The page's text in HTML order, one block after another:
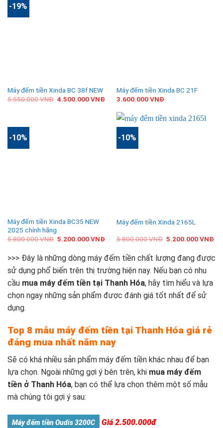
-19%
Máy đếm tiền Xinda BC 38f NEW
5.550.000VNĐ 4.500.000VNĐ
Máy đếm tiền Xinda BC 21F
3.600.000VNĐ
-10%
Máy đếm tiền Xinda BC35 NEW
2025 chính hãng
5.800.000VNĐ 5.200.000VNĐ
-10%
Máy đếm tiền Xinda 2165L
5.800.000VNĐ 5.200.000VNĐ
>>> Đây là những dòng máy đếm tiền chất lượng đang được
sử dụng phổ biến trên thị trường hiện nay. Nếu bạn có nhu
cầu mua máy đếm tiền tại Thanh Hóa, hãy tìm hiểu và lựa
chọn ngay những sản phẩm được đánh giá tốt nhất để sử
dụng.
Top 8 mẫu máy đếm tiền tại Thanh Hóa giá rẻ
đáng mua nhất năm nay
Sẽ có khá nhiều sản phẩm máy đếm tiền khác nhau để bạn
lựa chọn. Ngoài những gợi ý bên trên, khi mua máy đếm
tiền ở Thanh Hóa, bạn có thể lựa chọn thêm một số mẫu
mà chúng tôi gợi ý sau:
Máy đếm tiền Oudis 3200C Giá 2.500.000đ